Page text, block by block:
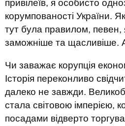
привілеїв, я особисто
корумпованості України.
тут була правилом, певен,
заможніше та щасливіше.
Чи заважає корупція
Історія переконливо
далеко не завжди.
стала світовою імперією,
посадами відверто